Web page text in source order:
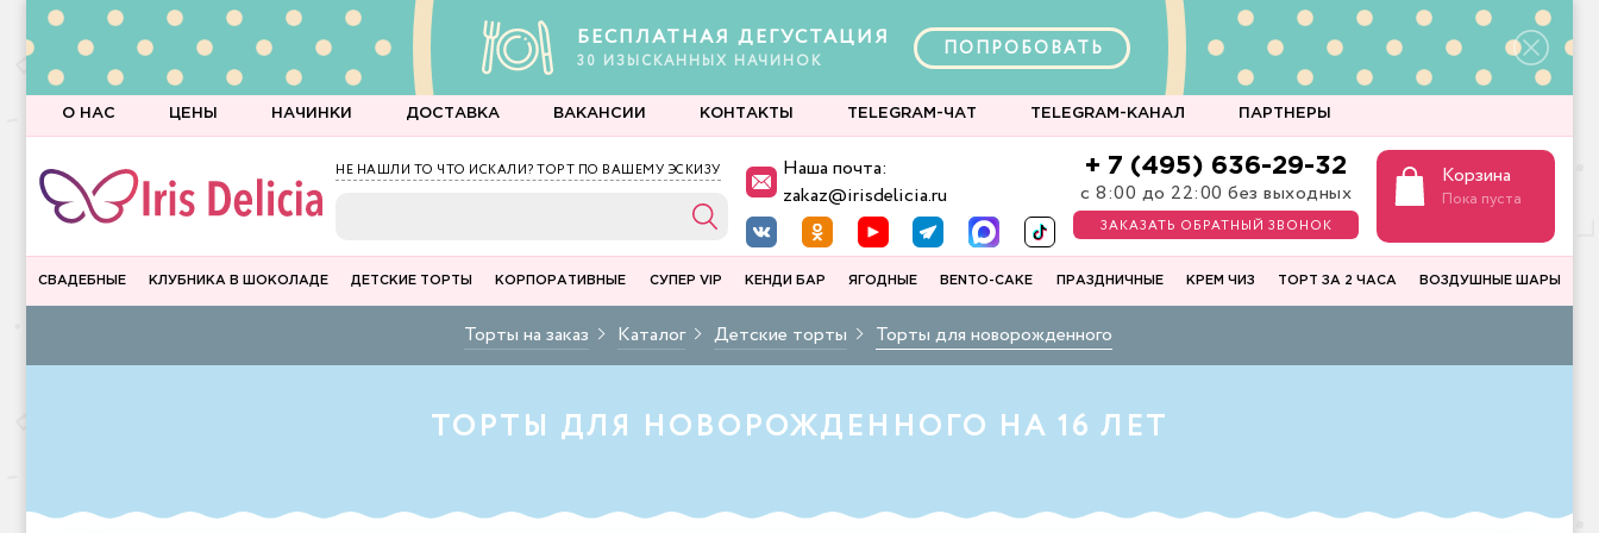
БЕСПЛАТНАЯ ДЕГУСТАЦИЯ
30 ИЗЫСКАННЫХ НАЧИНОК
ПОПРОБОВАТЬ
О НАС ЦЕНЫ НАЧИНКИ ДОСТАВКА ВАКАНСИИ КОНТАКТЫ TELEGRAM-ЧАТ TELEGRAM-КАНАЛ ПАРТНЕРЫ
НЕ НАШЛИ ТО ЧТО ИСКАЛИ? ТОРТ ПО ВАШЕМУ ЭСКИЗУ
Наша почта:
zakaz@irisdelicia.ru
+ 7 (495) 636-29-32
с 8:00 до 22:00 без выходных
ЗАКАЗАТЬ ОБРАТНЫЙ ЗВОНОК
Корзина
Пока пуста
СВАДЕБНЫЕ КЛУБНИКА В ШОКОЛАДЕ ДЕТСКИЕ ТОРТЫ КОРПОРАТИВНЫЕ СУПЕР VIP КЕНДИ БАР ЯГОДНЫЕ BENTO-CAKE ПРАЗДНИЧНЫЕ КРЕМ ЧИЗ ТОРТ ЗА 2 ЧАСА ВОЗДУШНЫЕ ШАРЫ
Торты на заказ Каталог Детские торты Торты для новорожденного
ТОРТЫ ДЛЯ НОВОРОЖДЕННОГО НА 16 ЛЕТ